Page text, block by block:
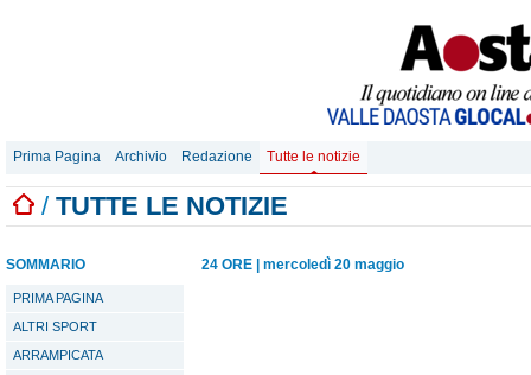
Prima Pagina Archivio Redazione Tutte le notizie
/ TUTTE LE NOTIZIE
SOMMARIO
PRIMA PAGINA
ALTRI SPORT
ARRAMPICATA
24 ORE mercoledì 20 maggio